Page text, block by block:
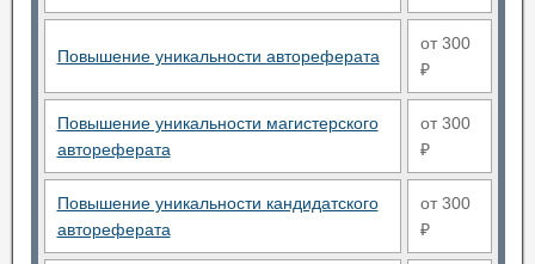
Повышение уникальности автореферата
от 300
₽
Повышение уникальности магистерского
автореферата
от 300
₽
Повышение уникальности кандидатского
автореферата
от 300
₽